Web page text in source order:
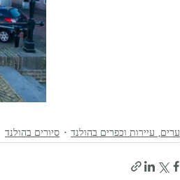
ערים, עיירות וכפרים בהולנד סיורים בהולנד